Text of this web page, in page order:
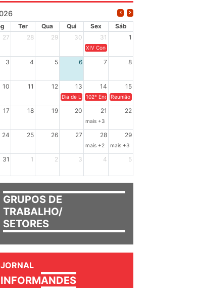
Ter Qua Qui Sex
Sáb
27 28 29 30 31 1
XIV Congresso Brasileiro de
3 4 5 6 7 8
10 11 12 13 14 15
Dia de Luta em Defesa de Cuba e da Soberania dos
102º Encontro da Regional Leste, “Em terra
Reunião GTPE.
17 18 19 20 21 22
mais +3
24 25 26 27 28 29
mais +2 mais +3
31 1 2 3 4 5
GRUPOS DE
TRABALHO/
SETORES
JORNAL
INFORMANDES